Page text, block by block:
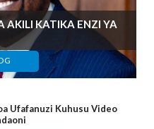
AKILI KATIKA ENZI YA
Ufafanuzi Kuhusu Video